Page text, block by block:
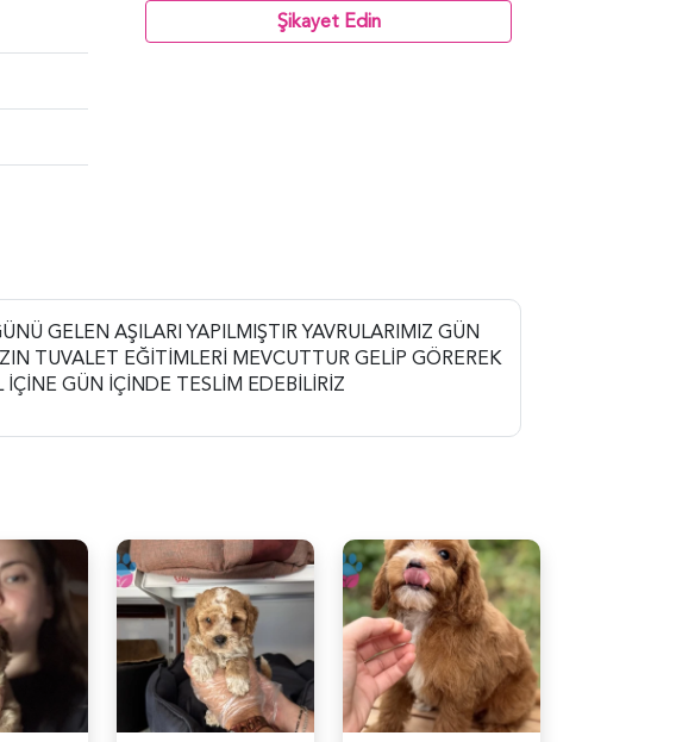
Şikayet Edin
GELEN AŞILARI YAPILMIŞTIR YAVRULARIMIZ GÜN
TUVALET EĞİTİMLERİ MEVCUTTUR GELİP GÖREREK
GÜN İÇİNDE TESLİM EDEBİLİRİZ